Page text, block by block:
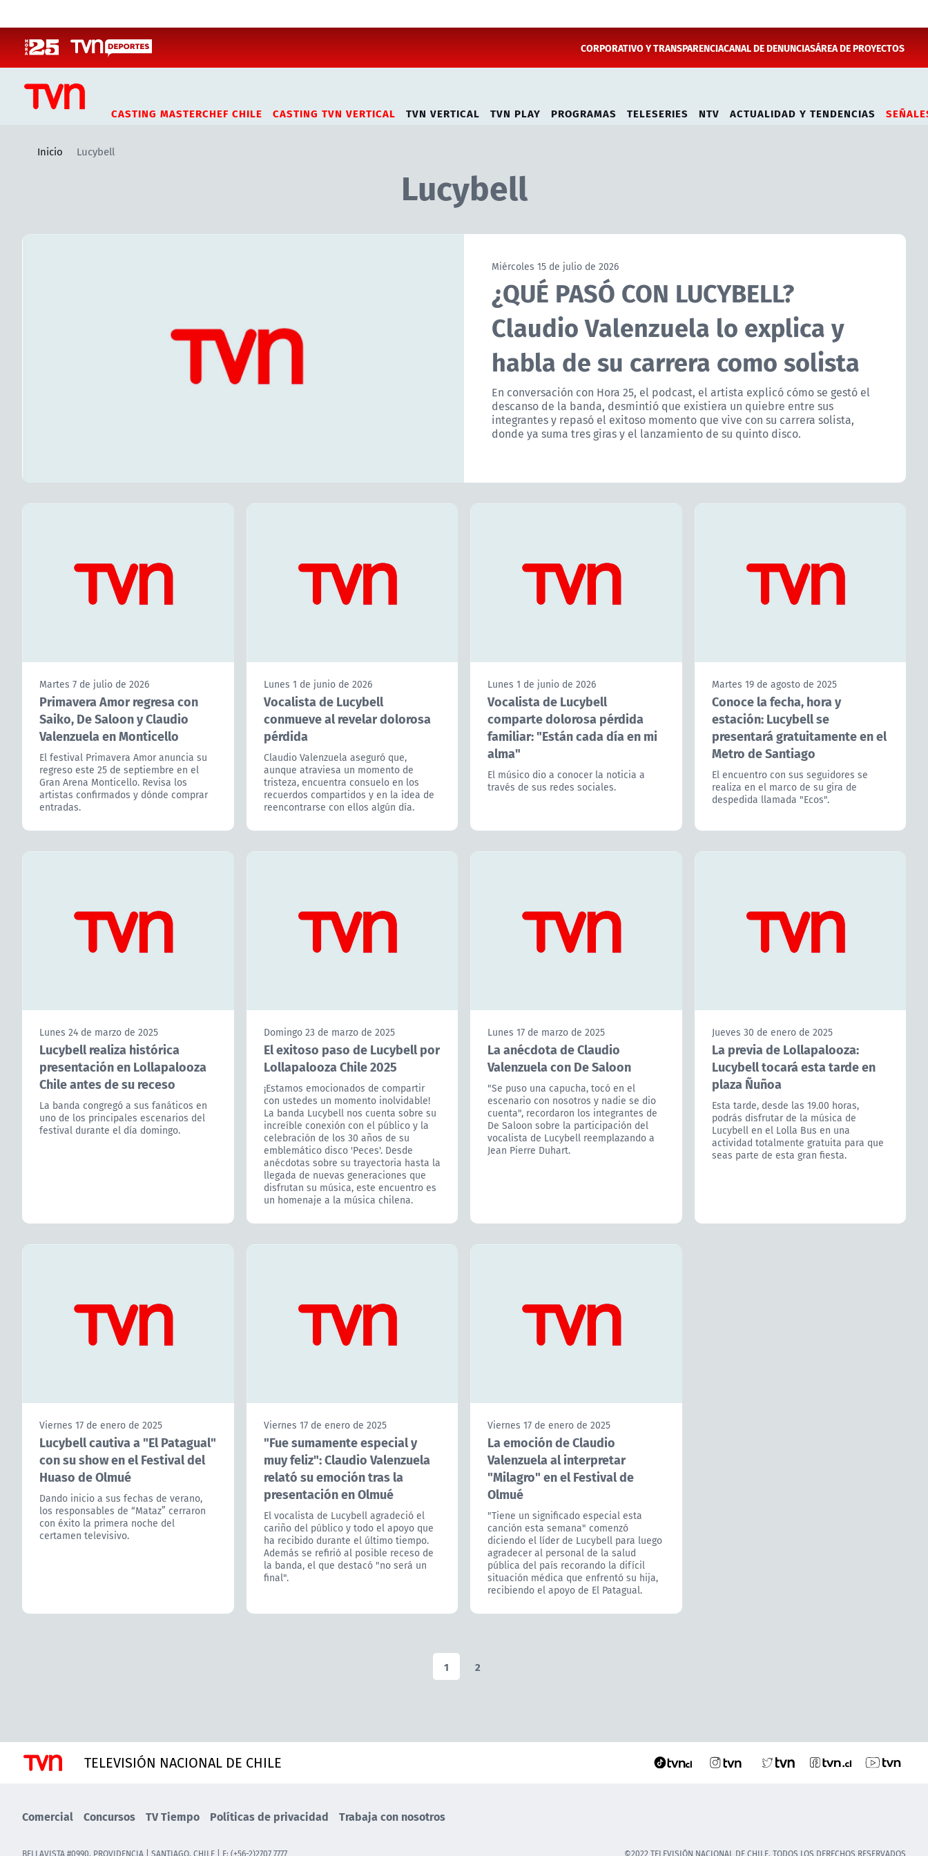
CORPORATIVO Y TRANSPARENCIACANAL DE DENUNCIASÁREA DE PROYECTOS
CASTING MASTERCHEF CHILE CASTING TVN VERTICAL TVN VERTICAL TVN PLAY PROGRAMAS TELESERIES NTV ACTUALIDAD Y TENDENCIAS
Inicio Lucybell
Lucybell
Artículos relacionados con Lucybell
Miércoles 15 de julio de 2026
¿QUÉ PASÓ CON LUCYBELL?
Claudio Valenzuela lo explica y
habla de su carrera como solista
En conversación con Hora 25, el podcast, el artista explicó cómo se gestó el
descanso de la banda, desmintió que existiera un quiebre entre sus
integrantes y repasó el exitoso momento que vive con su carrera solista,
donde ya suma tres giras y el lanzamiento de su quinto disco.
Martes 7 de julio de 2026
Primavera Amor regresa con
Saiko, De Saloon y Claudio
Valenzuela en Monticello
El festival Primavera Amor anuncia su
regreso este 25 de septiembre en el
Gran Arena Monticello. Revisa los
artistas confirmados y dónde comprar
entradas.
Vocalista de Lucybell
conmueve al revelar dolorosa
comparte dolorosa pérdida
familiar: "Están cada día en mi
Martes 19 de agosto de 2025
Conoce la fecha, hora y
estación: Lucybell se
presentará gratuitamente en el
Metro de Santiago
El encuentro con sus seguidores se
realiza en el marco de su gira de
despedida llamada "Ecos".
Lunes 24 de marzo de 2025
Lucybell realiza histórica
presentación en Lollapalooza
Chile antes de su receso
La banda congregó a sus fanáticos en
uno de los principales escenarios del
festival durante el día domingo.
Domingo 23 de marzo de 2025
El exitoso paso de Lucybell por
Lollapalooza Chile 2025
¡Estamos emocionados de compartir
con ustedes un momento inolvidable!
La banda Lucybell nos cuenta sobre su
increíble conexión con el público y la
celebración de los 30 años de su
emblemático disco 'Peces'. Desde
anécdotas sobre su trayectoria hasta la
llegada de nuevas generaciones que
disfrutan su música, este encuentro es
un homenaje a la música chilena.
Valenzuela con De Saloon
"Se puso una capucha, tocó en el
escenario con nosotros y nadie se dio
cuenta", recordaron los integrantes de
Jueves 30 de enero de 2025
La previa de Lollapalooza:
Lucybell tocará esta tarde en
plaza Ñuñoa
Esta tarde, desde las 19.00 horas,
podrás disfrutar de la música de
Lucybell en el Lolla Bus en una
actividad totalmente gratuita para que
seas parte de esta gran fiesta.
Viernes 17 de enero de 2025
Lucybell cautiva a "El Patagual"
con su show en el Festival del
Huaso de Olmué
Dando inicio a sus fechas de verano,
los responsables de “Mataz” cerraron
con éxito la primera noche del
certamen televisivo.
Viernes 17 de enero de 2025
"Fue sumamente especial y
muy feliz": Claudio Valenzuela
relató su emoción tras la
presentación en Olmué
El vocalista de Lucybell agradeció el
cariño del público y todo el apoyo que
ha recibido durante el último tiempo.
Además se refirió al posible receso de
la banda, el que destacó "no será un
final".
Viernes 17 de enero de 2025
La emoción de Claudio
Valenzuela al interpretar
"Milagro" en el Festival de
Olmué
"Tiene un significado especial esta
canción esta semana" comenzó
diciendo el líder de Lucybell para luego
agradecer al personal de la salud
pública del país recorando la difícil
situación médica que enfrentó su hija,
recibiendo el apoyo de El Patagual.
1 2
TELEVISIÓN NACIONAL DE CHILE
Comercial Concursos TV Tiempo Políticas de privacidad Trabaja con nosotros
BELLAVISTA #0990, PROVIDENCIA | SANTIAGO, CHILE | F: (+56-2)2707 7777 ©2022 TELEVISIÓN NACIONAL DE CHILE. TODOS LOS DERECHOS RESERVADOS